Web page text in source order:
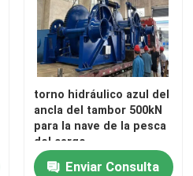
torno hidráulico azul del
ancla del tambor 500kN
para la nave de la pesca
del cargo
Enviar Consulta